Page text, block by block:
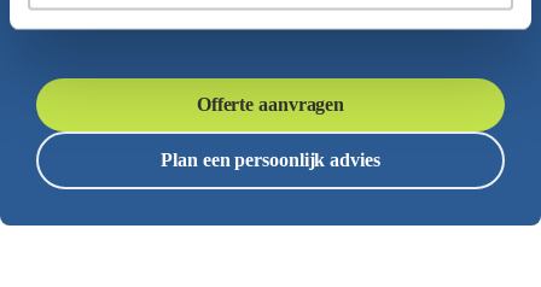
Offerte aanvragen
Plan een persoonlijk advies